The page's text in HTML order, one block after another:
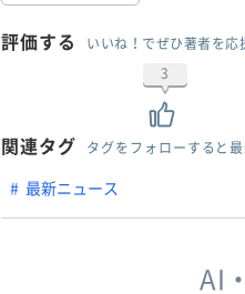
評価する
いいね！でぜひ著者を応
3
関連タグ タグをフォローすると
最新ニュース
AI